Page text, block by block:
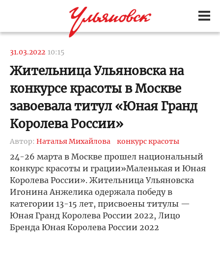
31.03.2022 10:15
Жительница Ульяновска на
конкурсе красоты в Москве
завоевала титул «Юная Гранд
Королева России»
Автор: Наталья Михайлова конкурс красоты
24-26 марта в Москве прошел национальный
конкурс красоты и грации»Маленькая и Юная
Королева России». Жительница Ульяновска
Игонина Анжелика одержала победу в
категории 13-15 лет, присвоены титулы —
Юная Гранд Королева России 2022, Лицо
Бренда Юная Королева России 2022